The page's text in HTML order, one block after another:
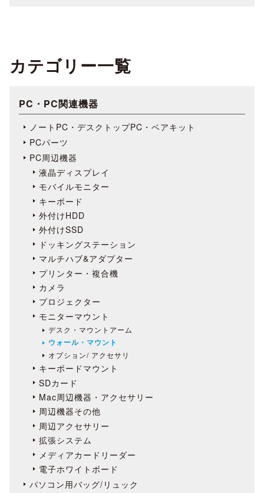
カテゴリー一覧
PC・PC関連機器
ノートPC・デスクトップPC・ベアキット
PCパーツ
PC周辺機器
液晶ディスプレイ
モバイルモニター
キーボード
外付けHDD
外付けSSD
ドッキングステーション
マルチハブ&アダプター
プリンター・複合機
カメラ
プロジェクター
モニターマウント
デスク・マウントアーム
ウォール・マウント
オプション/ アクセサリ
キーボードマウント
SDカード
Mac周辺機器・アクセサリー
周辺機器その他
周辺アクセサリー
拡張システム
メディアカードリーダー
電子ホワイトボード
パソコン用バッグ/リュック